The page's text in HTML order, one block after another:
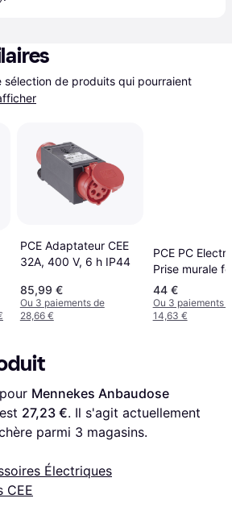
sélection de produits qui pourraient
PCE Adaptateur CEE
32A, 400 V, 6 h IP44
85,99 €
Ou 3 paiements de
28,66 €
PCE PC
Prise murale
CEE 63 A 5
V
44 €
Ou 3 paiements
14,63 €
Mennekes Anbaudose
est 27,23 €. Il s'agit actuellement
parmi 3 magasins.
Électriques
CEE